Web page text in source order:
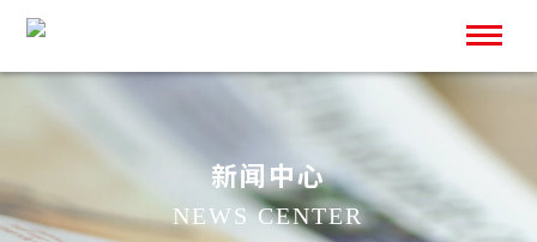
新闻中心
NEWS CENTER